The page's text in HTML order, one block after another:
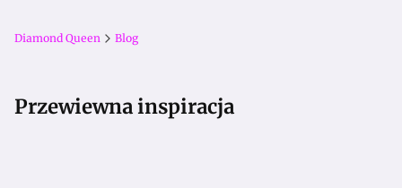
Diamond Queen Blog
Przewiewna inspiracja